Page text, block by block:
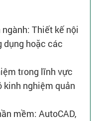
Thiết kế nội
dụng hoặc các
trong lĩnh vực
kinh nghiệm quản
mềm: AutoCAD,